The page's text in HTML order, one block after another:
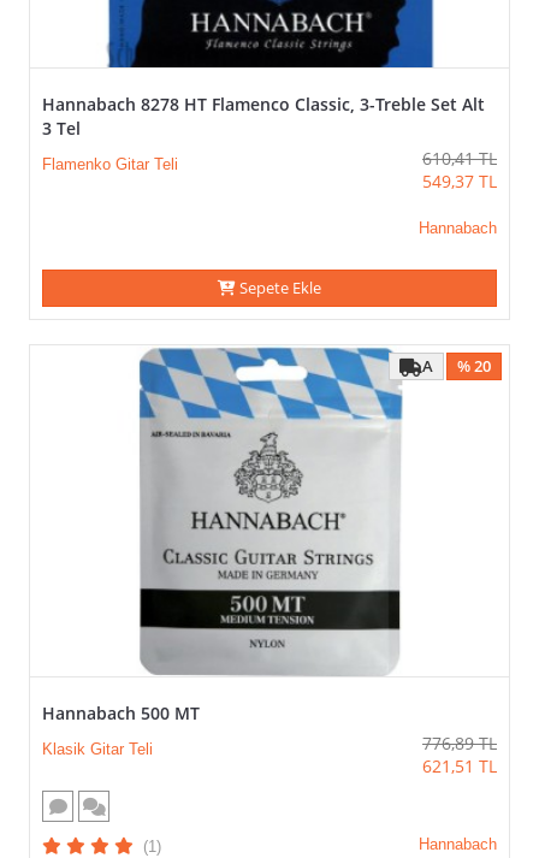
Hannabach 8278 HT Flamenco Classic, 3-Treble Set Alt
3 Tel
Flamenko Gitar Teli 610,41 TL
549,37 TL
Hannabach
Sepete Ekle
% 20
A
Hannabach 500 MT
Klasik Gitar Teli 776,89 TL
621,51 TL
(1) Hannabach